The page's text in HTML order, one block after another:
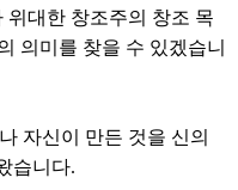
위대한 창조주의 창조 목
의미를 찾을 수 있겠습니
자신이 만든 것을 신의
습니다.